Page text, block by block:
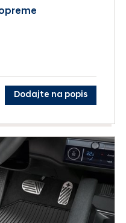
Dodajte na popis